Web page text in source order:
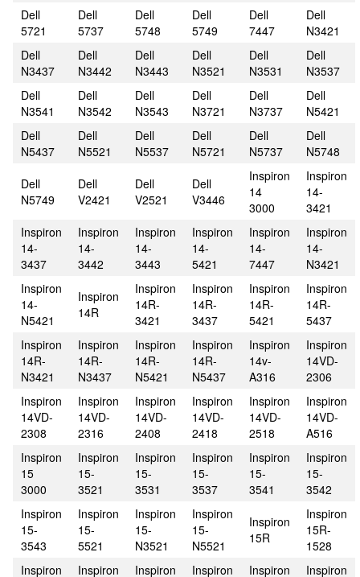
Dell
5721
Dell
5737
Dell
5748
Dell
5749
Dell
7447
Dell
N3421
Dell
N3437
Dell
N3442
Dell
N3443
Dell
N3521
Dell
N3531
Dell
N3537
Dell
N3541
Dell
N3542
Dell
N3543
Dell
N3721
Dell
N3737
Dell
N5421
Dell
N5437
Dell
N5521
Dell
N5537
Dell
N5721
Dell
N5737
Dell
N5748
Dell
N5749
Dell
V2421
Dell
V2521
Dell
V3446
Inspiron
14
3000
Inspiron
14-
3421
Inspiron
14-
3437
Inspiron
14-
3442
Inspiron
14-
3443
Inspiron
14-
5421
Inspiron
14-
7447
Inspiron
14-
N3421
Inspiron
14-
N5421
Inspiron
14R
Inspiron
14R-
3421
Inspiron
14R-
3437
Inspiron
14R-
5421
Inspiron
14R-
5437
Inspiron
14R-
N3421
Inspiron
14R-
N3437
Inspiron
14R-
N5421
Inspiron
14R-
N5437
Inspiron
14v-
A316
Inspiron
14VD-
2306
Inspiron
14VD-
2308
Inspiron
14VD-
2316
Inspiron
14VD-
2408
Inspiron
14VD-
2418
Inspiron
14VD-
2518
Inspiron
14VD-
A516
Inspiron
15
3000
Inspiron
15-
3521
Inspiron
15-
3531
Inspiron
15-
3537
Inspiron
15-
3541
Inspiron
15-
3542
Inspiron
15-
3543
Inspiron
15-
5521
Inspiron
15-
N3521
Inspiron
15-
N5521
Inspiron
15R
Inspiron
15R-
1528
Inspiron
Inspiron Inspiron Inspiron Inspiron Inspiron